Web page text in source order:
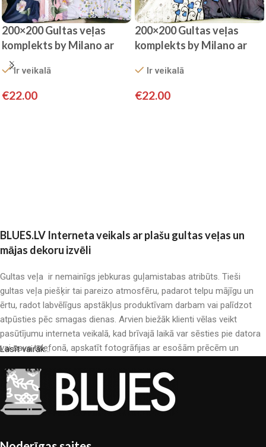
200×200 Gultas veļas
komplekts by Milano ar
palagu/ 100% kokvilna
satīns
Ir veikalā
€22.00
200×200 Gultas veļas
komplekts by Milano ar
satīns
Ir veikalā
€22.00
BLUES.LV Interneta veikals ar plašu gultas veļas un
mājas dekoru izvēli
Gultas veļa ir nemainīgs jebkuras guļamistabas atribūts. Tieši
gultas veļa piešķir tai pareizo atmosfēru, padarot telpu mājīgu un
ērtu, radot labvēlīgus apstākļus produktīvam darbam vai palīdzot
atpūsties pēc smagas dienas. Arvien biežāk klienti vēlas veikt
pasūtījumu interneta veikalā, kad brīvajā laikā var sēsties pie datora
vai sava telefonā, apskatīt fotogrāfijas ar esošām prēcēm un
veļas katalogs: pieejamas gan kokvilnas, gan kokvilna satīna gultas
veļas.
Gultas veļas ražošana ir moderns mākslas veids
Gultas veļas ražotāji, kā arī citu tekstila preču ražotāji ir pilni ar
Lasīt vairāk...